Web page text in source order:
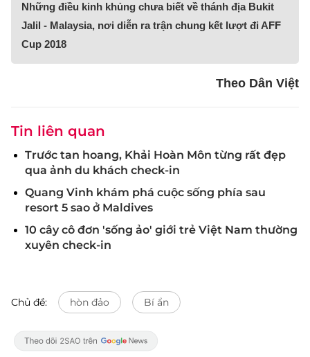
Những điều kinh khủng chưa biết về thánh địa Bukit
Jalil - Malaysia, nơi diễn ra trận chung kết lượt đi AFF
Cup 2018
Theo Dân Việt
Tin liên quan
Trước tan hoang, Khải Hoàn Môn từng rất đẹp
qua ảnh du khách check-in
Quang Vinh khám phá cuộc sống phía sau
resort 5 sao ở Maldives
10 cây cô đơn 'sống ảo' giới trẻ Việt Nam thường
xuyên check-in
Chủ đề: hòn đảo Bí ẩn